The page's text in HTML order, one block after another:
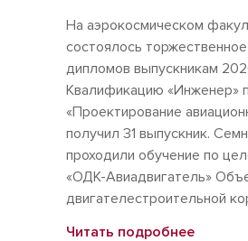
На аэрокосмическом
состоялось
дипломов выпускникам
Квалификацию «Инженер»
«Проектирование
получил 31 выпускник.
проходили обучение по
«ОДК-Авиадвигатель»
двигателестроительной
Читать подробнее